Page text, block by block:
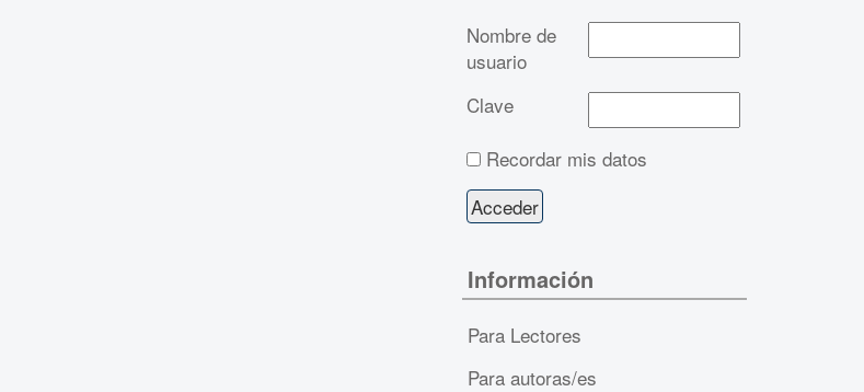
Nombre de
usuario
Clave
Recordar mis datos
Información
Para Lectores
Para autoras/es